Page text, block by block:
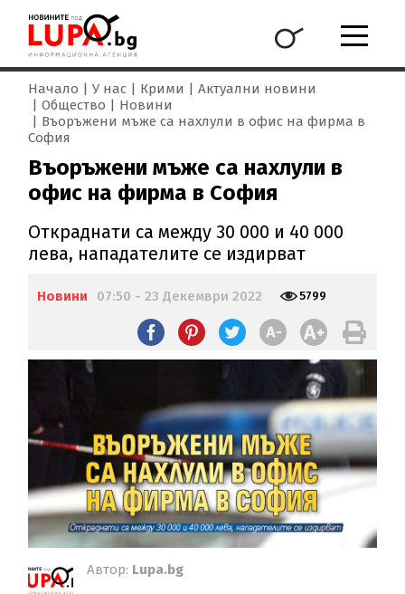
Начало У нас Крими
Актуални новини
Общество
Новини
Въоръжени мъже са нахлули в офис на фирма в
София
Въоръжени мъже са нахлули в
офис на фирма в София
Откраднати са между 30 000 и 40 000
лева, нападателите се издирват
Новини 07:50 - 23 Декември 2022 5799
Автор: Lupa.bg